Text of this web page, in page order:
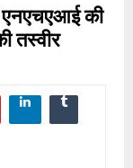
एनएचएआई की
तस्वीर